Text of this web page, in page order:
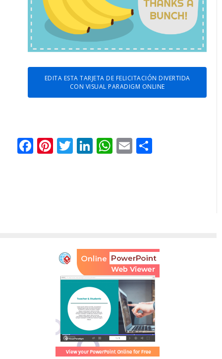
EDITA ESTA TARJETA DE FELICITACIÓN DIVERTIDA
CON VISUAL PARADIGM ONLINE
Facebook
Pinterest
Twitter
LinkedIn
WhatsApp
Email